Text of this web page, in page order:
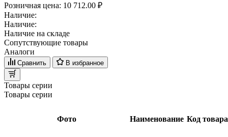
Розничная цена: 10 712.00 ₽
Наличие:
Наличие:
Наличие на складе
Сопутствующие товары
Аналоги
Сравнить В избранное
Товары серии
Товары серии
Фото Наименование Код товара